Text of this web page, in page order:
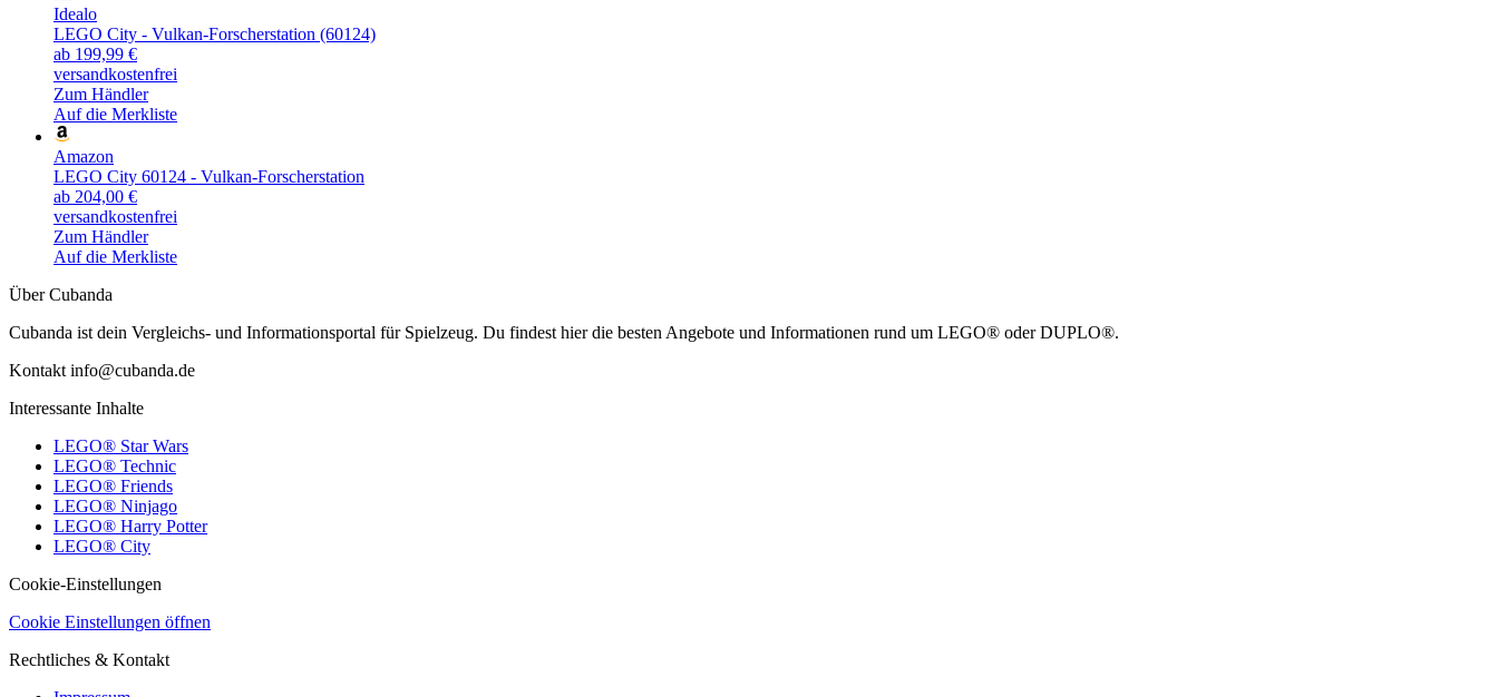
Idealo
LEGO City - Vulkan-Forscherstation (60124)
ab 199,99 €
versandkostenfrei
Zum Händler
Auf die Merkliste
Amazon
LEGO City 60124 - Vulkan-Forscherstation
ab 204,00 €
versandkostenfrei
Zum Händler
Auf die Merkliste
Über Cubanda
Cubanda ist dein Vergleichs- und Informationsportal für Spielzeug. Du findest hier die besten Angebote und Informationen rund um LEGO® oder DUPLO®.
Kontakt info@cubanda.de
Interessante Inhalte
LEGO® Star Wars
LEGO® Technic
LEGO® Friends
LEGO® Ninjago
LEGO® Harry Potter
LEGO® City
Cookie-Einstellungen
Cookie Einstellungen öffnen
Rechtliches & Kontakt